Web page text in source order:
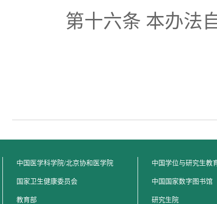
第十六条 本办法自
中国医学科学院/北京协和医学院
国家卫生健康委员会
教育部
中国学位与研究生教
中国国家数字图书馆
研究生院